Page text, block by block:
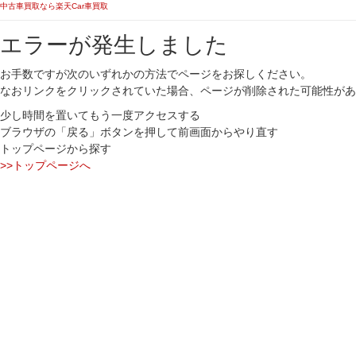
中古車買取なら楽天Car車買取
エラーが発生しました
お手数ですが次のいずれかの方法でページをお探しください。
なおリンクをクリックされていた場合、ページが削除された可能性が
少し時間を置いてもう一度アクセスする
ブラウザの「戻る」ボタンを押して前画面からやり直す
トップページから探す
>>トップページへ